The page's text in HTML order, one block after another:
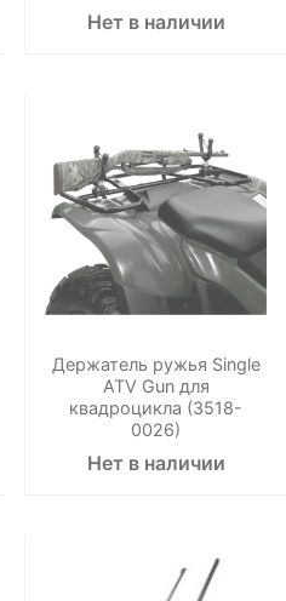
Нет в наличии
Держатель ружья Single
ATV Gun для
квадроцикла (3518-
0026)
Нет в наличии